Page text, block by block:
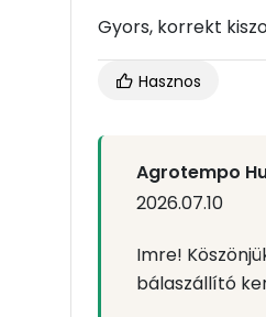
Gyors, korrekt
Hasznos
Agrotempo
2026.07.10
Imre!
bálaszállító